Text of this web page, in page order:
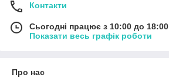
Контакти
Сьогодні працює з 10:00 до 18:00
Показати весь графік роботи
Про нас